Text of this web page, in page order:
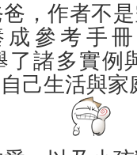
，作者不
參考手冊
了諸多實
己生活與家